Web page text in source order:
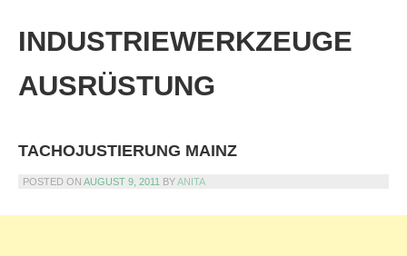
content
INDUSTRIEWERKZEUGE
AUSRÜSTUNG
TACHOJUSTIERUNG MAINZ
POSTED ON AUGUST 9, 2011 BYANITA